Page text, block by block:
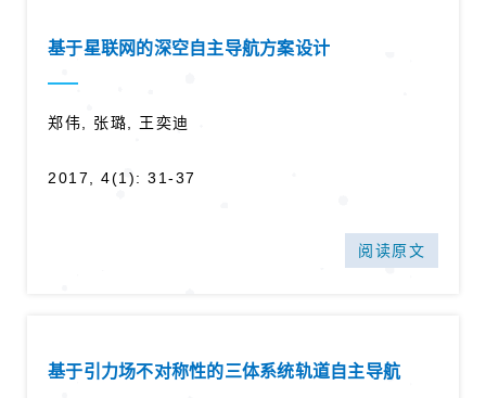
基于星联网的深空自主导航方案设计
郑伟, 张璐, 王奕迪
2017, 4(1): 31-37
阅读原文
基于引力场不对称性的三体系统轨道自主导航